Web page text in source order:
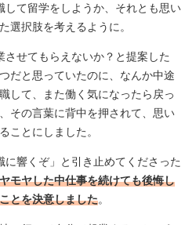
て留学をしようか、それとも思い
選択肢を考えるように。
せてもらえないか？と提案した
だと思っていたのに、なんか中途
して、また働く気になったら戻っ
その言葉に背中を押されて、思い
ことにしました。
に響くぞ」と引き止めてくださった
モヤした中仕事を続けても後悔し
とを決意しました。